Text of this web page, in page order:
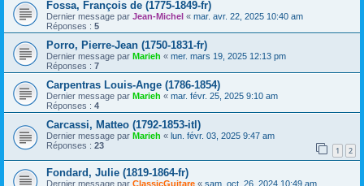
Fossa, François de (1775-1849-fr)
Dernier message par Jean-Michel « mar. avr. 22, 2025 10:40 am
Réponses : 5
Porro, Pierre-Jean (1750-1831-fr)
Dernier message par Marieh « mer. mars 19, 2025 12:13 pm
Réponses : 7
Carpentras Louis-Ange (1786-1854)
Dernier message par Marieh « mar. févr. 25, 2025 9:10 am
Réponses : 4
Carcassi, Matteo (1792-1853-itl)
Dernier message par Marieh « lun. févr. 03, 2025 9:47 am
Réponses : 23 1 2
Fondard, Julie (1819-1864-fr)
Dernier message par ClassicGuitare « sam. oct. 26, 2024 10:49 am